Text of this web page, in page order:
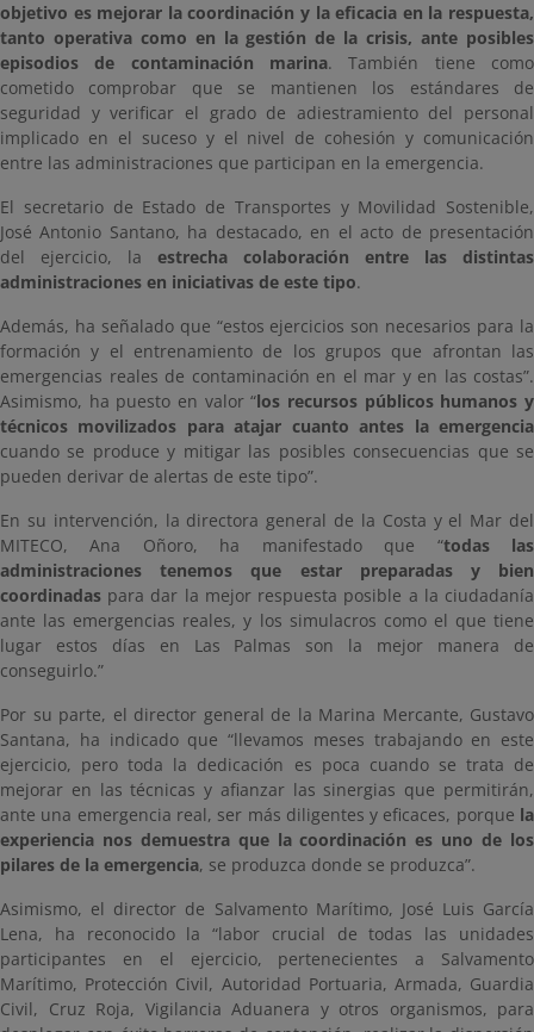
objetivo es mejorar la coordinación y la eficacia en la respuesta,
tanto operativa como en la gestión de la crisis, ante posibles
episodios de contaminación marina. También tiene como
cometido comprobar que se mantienen los estándares de
seguridad y verificar el grado de adiestramiento del personal
implicado en el suceso y el nivel de cohesión y comunicación
entre las administraciones que participan en la emergencia.
El secretario de Estado de Transportes y Movilidad Sostenible,
José Antonio Santano, ha destacado, en el acto de presentación
del ejercicio, la estrecha colaboración entre las distintas
administraciones en iniciativas de este tipo.
Además, ha señalado que “estos ejercicios son necesarios para la
formación y el entrenamiento de los grupos que afrontan las
emergencias reales de contaminación en el mar y en las costas”.
Asimismo, ha puesto en valor “los recursos públicos humanos y
técnicos movilizados para atajar cuanto antes la emergencia
cuando se produce y mitigar las posibles consecuencias que se
pueden derivar de alertas de este tipo”.
En su intervención, la directora general de la Costa y el Mar del
MITECO, Ana Oñoro, ha manifestado que “todas las
administraciones tenemos que estar preparadas y bien
coordinadas para dar la mejor respuesta posible a la ciudadanía
ante las emergencias reales, y los simulacros como el que tiene
lugar estos días en Las Palmas son la mejor manera de
conseguirlo.”
Por su parte, el director general de la Marina Mercante, Gustavo
Santana, ha indicado que “llevamos meses trabajando en este
ejercicio, pero toda la dedicación es poca cuando se trata de
mejorar en las técnicas y afianzar las sinergias que permitirán,
ante una emergencia real, ser más diligentes y eficaces, porque la
experiencia nos demuestra que la coordinación es uno de los
pilares de la emergencia, se produzca donde se produzca”.
Asimismo, el director de Salvamento Marítimo, José Luis García
Lena, ha reconocido la “labor crucial de todas las unidades
participantes en el ejercicio, pertenecientes a Salvamento
Marítimo, Protección Civil, Autoridad Portuaria, Armada, Guardia
Civil, Cruz Roja, Vigilancia Aduanera y otros organismos, para